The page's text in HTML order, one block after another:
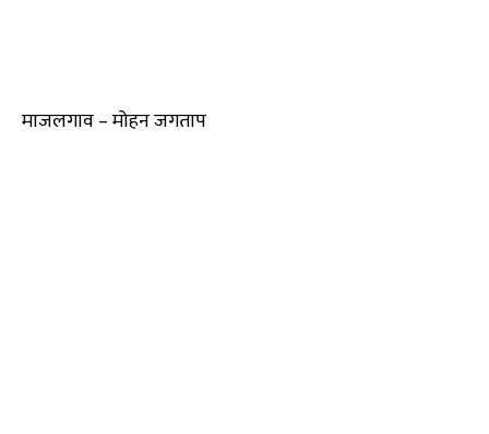
माजलगाव – मोहन जगताप